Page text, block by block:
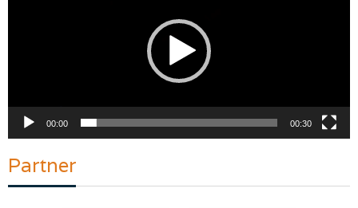
00:00 00:30
Partner